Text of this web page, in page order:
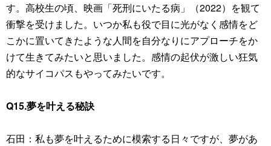
す。高校生の頃、映画「死刑にいたる病」（2022）を観て
衝撃を受けました。いつか私も役で目に光がなく感情をど
こかに置いてきたような人間を自分なりにアプローチをか
けて生きてみたいと思いました。感情の起伏が激しい狂気
的なサイコパスもやってみたいです。
Q15.夢を叶える秘訣
石田：私も夢を叶えるために模索する日々ですが、夢があ